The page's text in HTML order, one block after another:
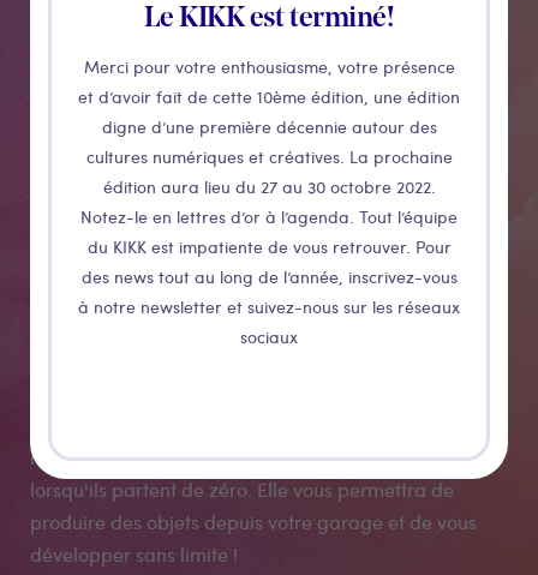
Le KIKK est terminé!
Merci pour votre enthousiasme, votre présence
et d’avoir fait de cette 10ème édition, une édition
digne d’une première décennie autour des
cultures numériques et créatives. La prochaine
édition aura lieu du 27 au 30 octobre 2022.
Notez-le en lettres d’or à l’agenda. Tout l’équipe
du KIKK est impatiente de vous retrouver. Pour
des news tout au long de l’année, inscrivez-vous
à notre newsletter et suivez-nous sur les réseaux
sociaux
Evo
Evo est une fraiseuse numérique unique qui vous
rencontrent les utilisateurs de fraiseuse numérique
lorsqu'ils partent de zéro. Elle vous permettra de
produire des objets depuis votre garage et de vous
développer sans limite !